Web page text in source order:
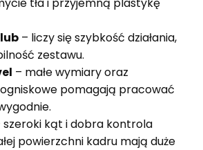
– liczy się szybkość działania,
zestawu.
– małe wymiary oraz
pomagają pracować
szeroki kąt i dobra kontrola
powierzchni kadru mają duże